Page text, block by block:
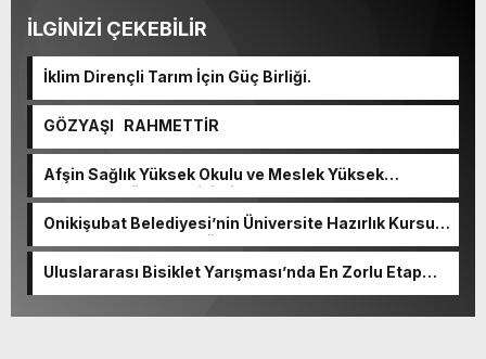
İLGİNİZİ ÇEKEBİLİR
İklim Dirençli Tarım İçin Güç Birliği.
GÖZYAŞI RAHMETTİR
Afşin Sağlık Yüksek Okulu ve Meslek Yüksek
Okulunda görev değişimi!
Onikişubat Belediyesi’nin Üniversite Hazırlık Kursu
başvurularında son gün 7 Ağustos.
Uluslararası Bisiklet Yarışması’nda En Zorlu Etap